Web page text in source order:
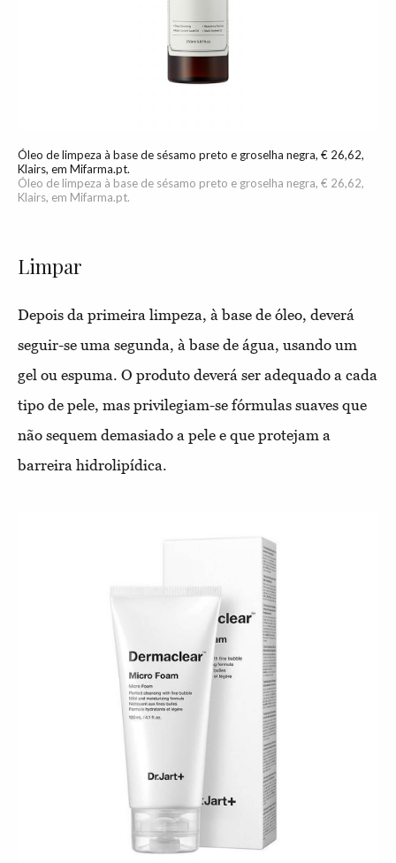
Óleo de limpeza à base de sésamo preto e groselha negra, € 26,62,
Klairs, em Mifarma.pt.
Óleo de limpeza à base de sésamo preto e groselha negra, € 26,62,
Klairs, em Mifarma.pt.
Limpar
Depois da primeira limpeza, à base de óleo, deverá
seguir-se uma segunda, à base de água, usando um
gel ou espuma. O produto deverá ser adequado a cada
tipo de pele, mas privilegiam-se fórmulas suaves que
não sequem demasiado a pele e que protejam a
barreira hidrolipídica.